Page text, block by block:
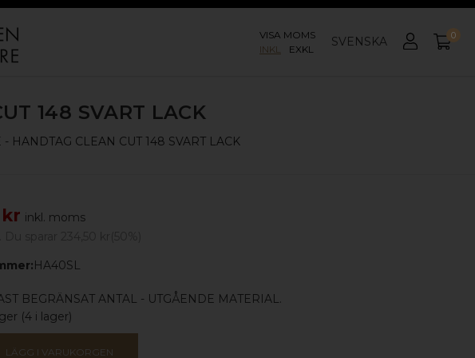
VISA MOMS
INKL
EXKL SVENSKA 0
148 SVART LACK
- HANDTAG CLEAN CUT 148 SVART LACK
kr inkl. moms
HA40SL
BEGRÄNSAT ANTAL - UTGÅENDE MATERIAL.
(4 i lager)
LÄGG I VARUKORGEN